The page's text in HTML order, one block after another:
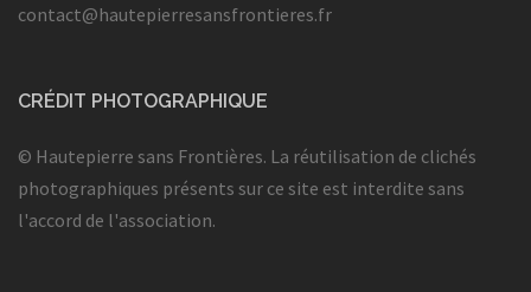
contact@hautepierresansfrontieres.fr
CRÉDIT PHOTOGRAPHIQUE
© Hautepierre sans Frontières. La réutilisation de clichés
photographiques présents sur ce site est interdite sans
l'accord de l'association.